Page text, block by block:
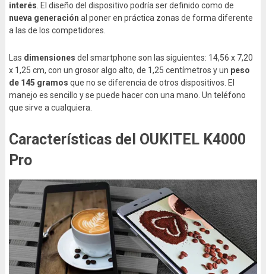
interés . El diseño del dispositivo podría ser definido como de
nueva generación al poner en práctica zonas de forma diferente
a las de los competidores.
Las dimensiones del smartphone son las siguientes: 14,56 x 7,20
x 1,25 cm, con un grosor algo alto, de 1,25 centímetros y un peso
de 145 gramos que no se diferencia de otros dispositivos. El
manejo es sencillo y se puede hacer con una mano. Un teléfono
que sirve a cualquiera.
Características del OUKITEL K4000
Pro